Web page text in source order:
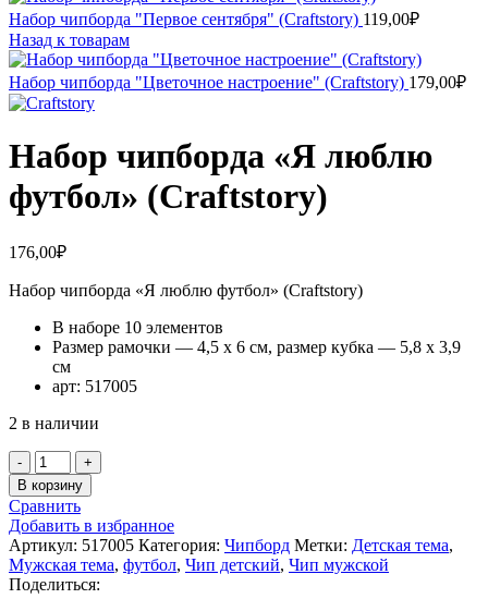
Набор чипборда "Первое сентября" (Craftstory) 119,00₽
Назад к товарам
Набор чипборда "Цветочное настроение" (Craftstory) 179,00₽
Набор чипборда «Я люблю
футбол» (Craftstory)
176,00₽
Набор чипборда «Я люблю футбол» (Craftstory)
В наборе 10 элементов
Размер рамочки — 4,5 х 6 см, размер кубка — 5,8 х 3,9
см
арт: 517005
2 в наличии
Количество
товара
Набор
чипборда
"Я
люблю
футбол"
(Craftstory)
В корзину
Сравнить
Добавить в избранное
Артикул: 517005 Категория: Чипборд Метки: Детская тема,
Мужская тема, футбол, Чип детский, Чип мужской
Поделиться: